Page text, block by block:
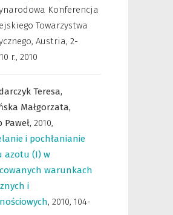
Konferencja
Towarzystwa
Austria, 2-
r., 2010
Teresa,
Małgorzata,
Paweł, 2010,
i pochłanianie
azotu (I) w
warunkach
i
, 2010, 104-